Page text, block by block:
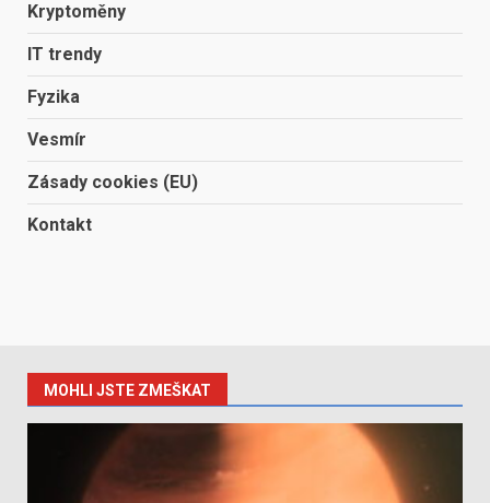
Kryptoměny
IT trendy
Fyzika
Vesmír
Zásady cookies (EU)
Kontakt
MOHLI JSTE ZMEŠKAT